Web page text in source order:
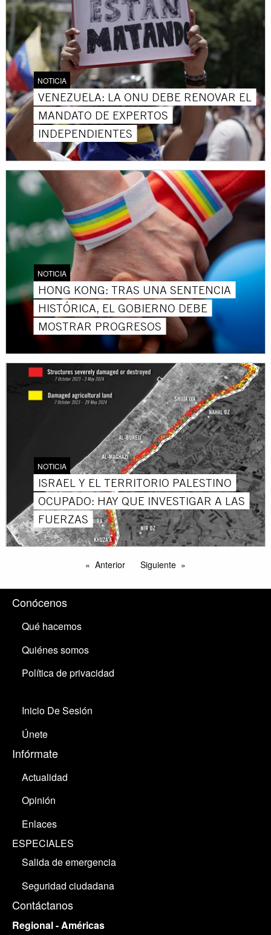
NOTICIA
VENEZUELA: LA ONU DEBE RENOVAR EL
MANDATO DE EXPERTOS
INDEPENDIENTES
NOTICIA
HONG KONG: TRAS UNA SENTENCIA
HISTÓRICA, EL GOBIERNO DEBE
MOSTRAR PROGRESOS
NOTICIA
ISRAEL Y EL TERRITORIO PALESTINO
OCUPADO: HAY QUE INVESTIGAR A LAS
FUERZAS
Anterior Siguiente
Conócenos
Qué hacemos
Quiénes somos
Política de privacidad
Inicio De Sesión
Únete
Infórmate
Actualidad
Opinión
Enlaces
ESPECIALES
Salida de emergencia
Seguridad ciudadana
Contáctanos
Regional - Américas